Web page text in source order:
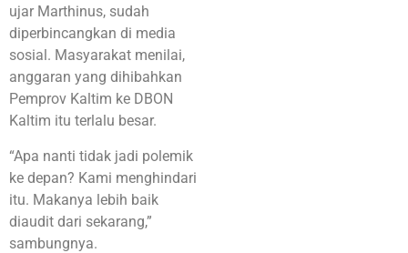
ujar Marthinus, sudah
diperbincangkan di media
sosial. Masyarakat menilai,
anggaran yang dihibahkan
Pemprov Kaltim ke DBON
Kaltim itu terlalu besar.
“Apa nanti tidak jadi polemik
ke depan? Kami menghindari
itu. Makanya lebih baik
diaudit dari sekarang,”
sambungnya.